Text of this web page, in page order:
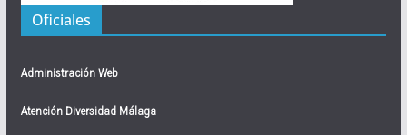
Oficiales
Administración Web
Atención Diversidad Málaga